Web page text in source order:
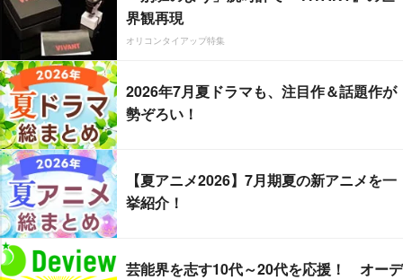
界観再現
オリコンタイアップ特集
2026年7月夏ドラマも、注目作＆話題作が
勢ぞろい！
【夏アニメ2026】7月期夏の新アニメを一
挙紹介！
芸能界を志す10代～20代を応援！ オーデ